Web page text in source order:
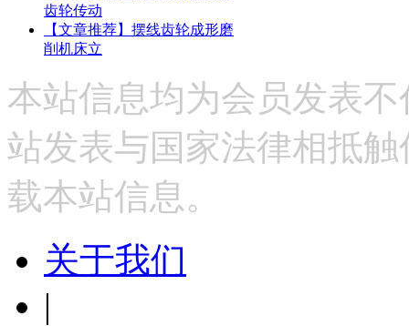
齿轮传动
【文章推荐】摆线齿轮成形磨
削机床立
本站信息均为会员发表
站发表与国家法律相抵
载本站信息。
关于我们
|